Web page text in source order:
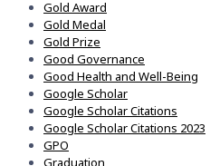
Gold Award
Gold Medal
Gold Prize
Good Governance
Good Health and Well-Being
Google Scholar
Google Scholar Citations
Google Scholar Citations 2023
GPO